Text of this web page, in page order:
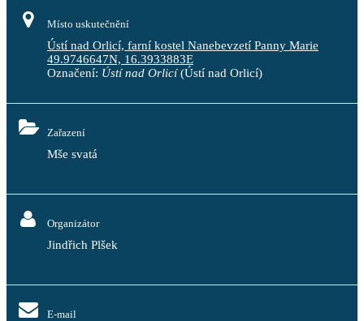
Místo uskutečnění
Ústí nad Orlicí, farní kostel Nanebevzetí Panny Marie
49.9746647N, 16.3933883E
Označení: Ústí nad Orlicí(Ústí nad Orlicí)
Zařazení
Mše svatá
Organizátor
Jindřich Plšek
E-mail